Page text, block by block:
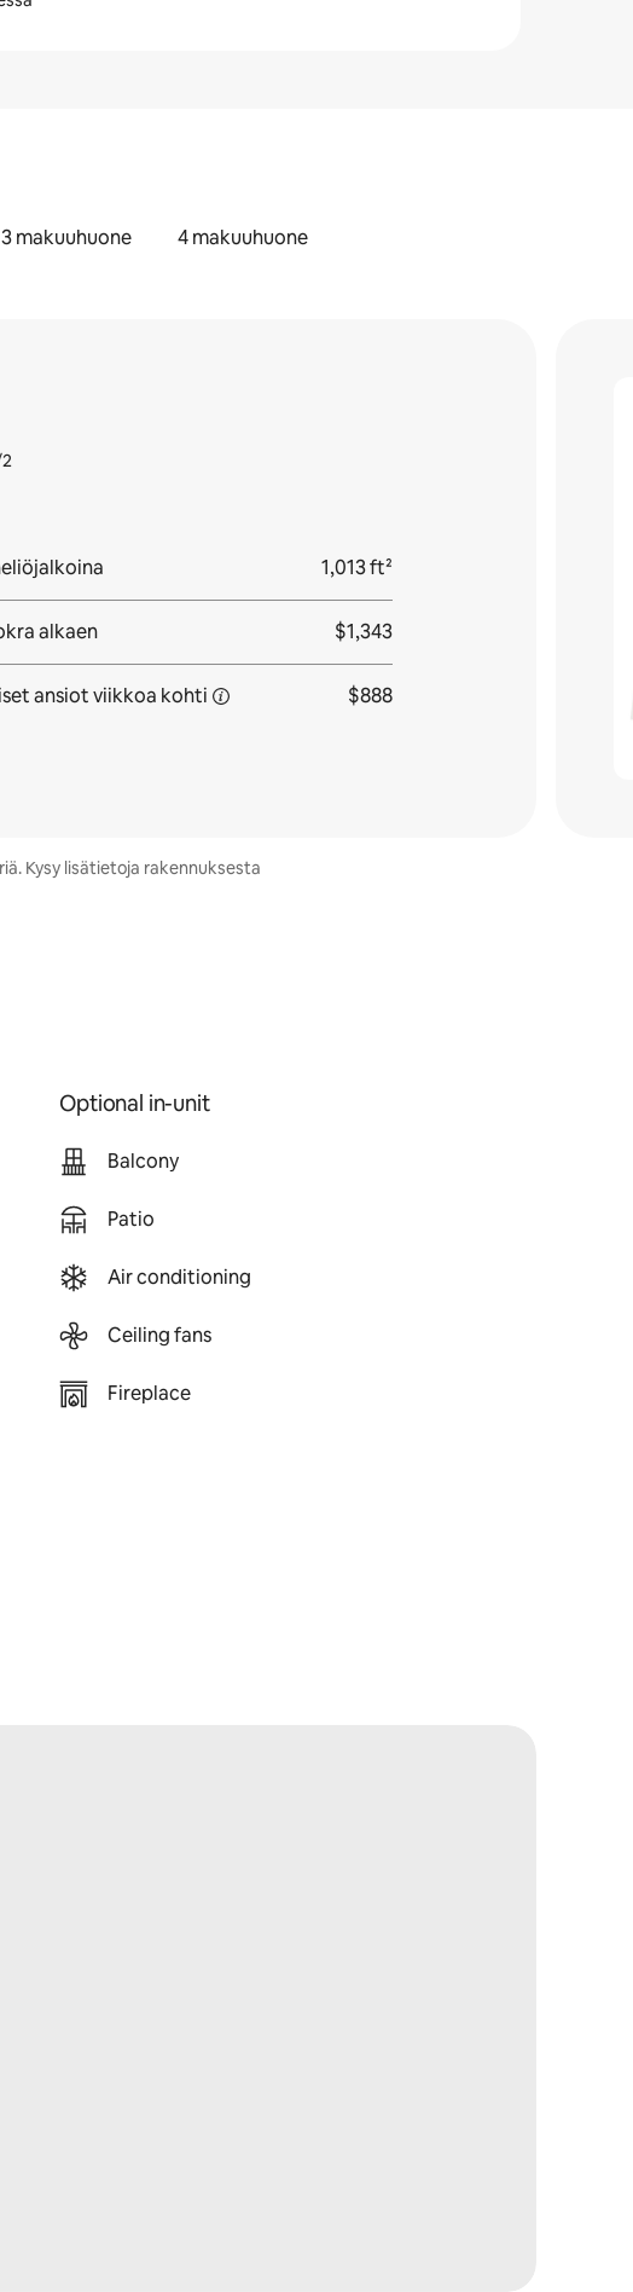
3 makuuhuone 4 makuuhuone
1,013 ft²
alkaen $1,343
ansiot viikkoa kohti $888
Kysy lisätietoja rakennuksesta
Optional in-unit
Balcony
Patio
Air conditioning
Ceiling fans
Fireplace